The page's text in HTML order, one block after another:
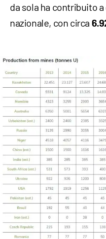
da sola ha contribuito
nazionale, con circa